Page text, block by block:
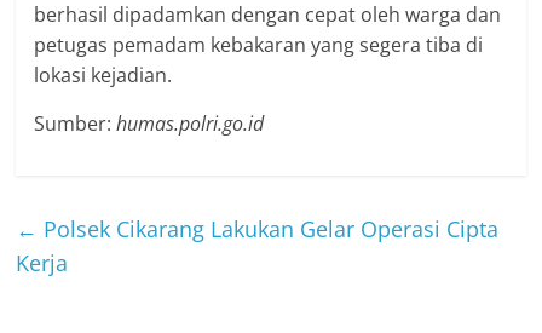
berhasil dipadamkan dengan cepat oleh warga dan
petugas pemadam kebakaran yang segera tiba di
lokasi kejadian.
Sumber:humas.polri.go.id
← Polsek Cikarang Lakukan Gelar Operasi Cipta
Kerja